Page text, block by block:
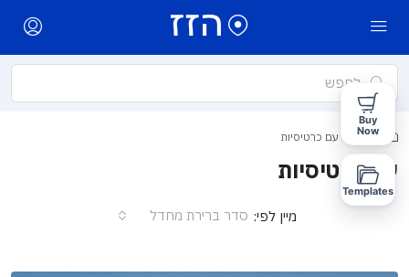
בית עם כרטיסיות
עם כרטיסיות
מיין לפי: סדר ברירת מחדל
Buy
Now
Templates